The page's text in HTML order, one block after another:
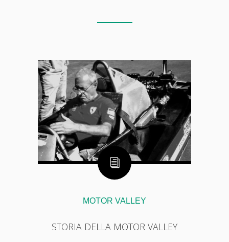
MOTOR VALLEY
STORIA DELLA MOTOR VALLEY